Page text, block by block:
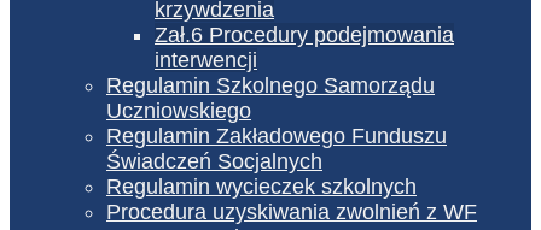
krzywdzenia
Zał.6 Procedury podejmowania
interwencji
Regulamin Szkolnego Samorządu
Uczniowskiego
Regulamin Zakładowego Funduszu
Świadczeń Socjalnych
Regulamin wycieczek szkolnych
Procedura uzyskiwania zwolnień z WF